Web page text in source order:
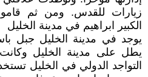
زيارات للقدس. ومن ثم
الكبير ابراهيم في مدينة الخليل
يوجد في مدينة الخليل جبل
يطل على مدينة الخليل
التواجد الدولي في الخليل